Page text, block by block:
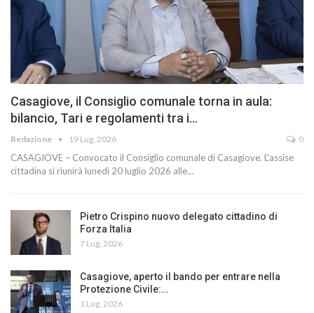
Casagiove, il Consiglio comunale torna in aula:
bilancio, Tari e regolamenti tra i…
Redazione 19 Lug, 2026 0
CASAGIOVE – Convocato il Consiglio comunale di Casagiove. L'assise
cittadina si riunirà lunedì 20 luglio 2026 alle…
Pietro Crispino nuovo delegato cittadino di
Forza Italia
7 Lug, 2026
Casagiove, aperto il bando per entrare nella
Protezione Civile:…
1 Lug, 2026